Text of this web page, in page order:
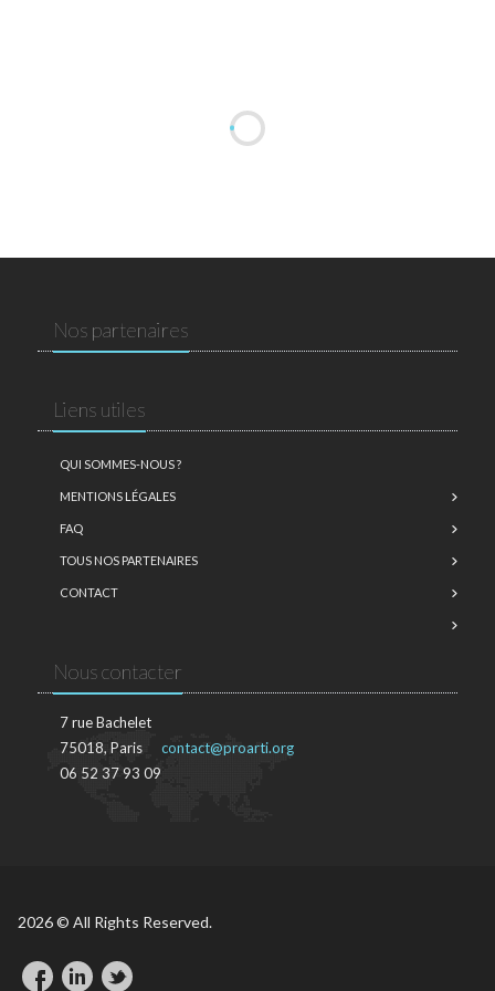
Nos partenaires
Liens utiles
QUI SOMMES-NOUS ?
MENTIONS LÉGALES
FAQ
TOUS NOS PARTENAIRES
CONTACT
Nous contacter
7 rue Bachelet
75018, Paris
06 52 37 93 09
contact@proarti.org
2026 © All Rights Reserved.